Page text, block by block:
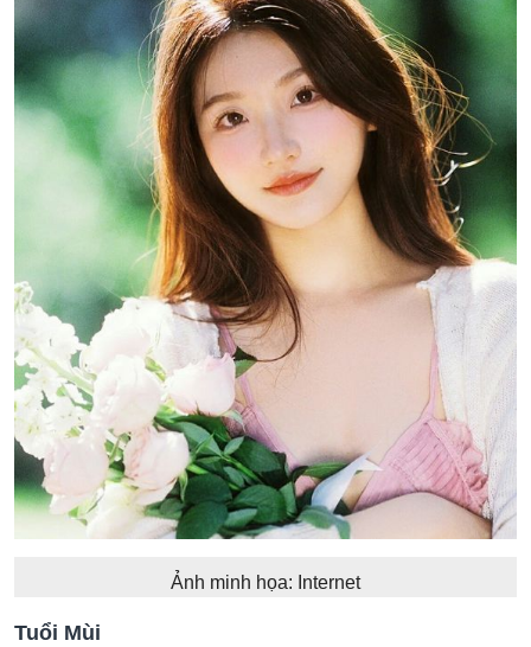
Ảnh minh họa: Internet
Tuổi Mùi